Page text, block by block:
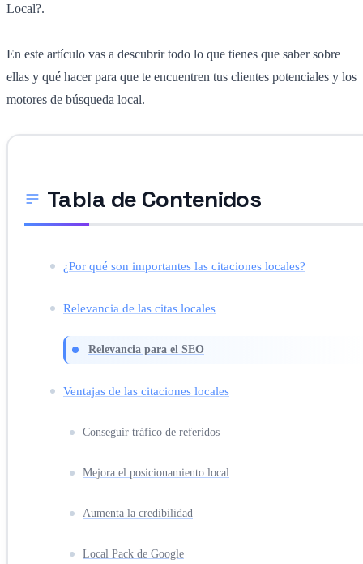
Local?.
En este artículo vas a descubrir todo lo que tienes que saber sobre
ellas y qué hacer para que te encuentren tus clientes potenciales y los
motores de búsqueda local.
Tabla de Contenidos
¿Por qué son importantes las citaciones locales?
Relevancia de las citas locales
Relevancia para el SEO
Ventajas de las citaciones locales
Conseguir tráfico de referidos
Mejora el posicionamiento local
Aumenta la credibilidad
Local Pack de Google